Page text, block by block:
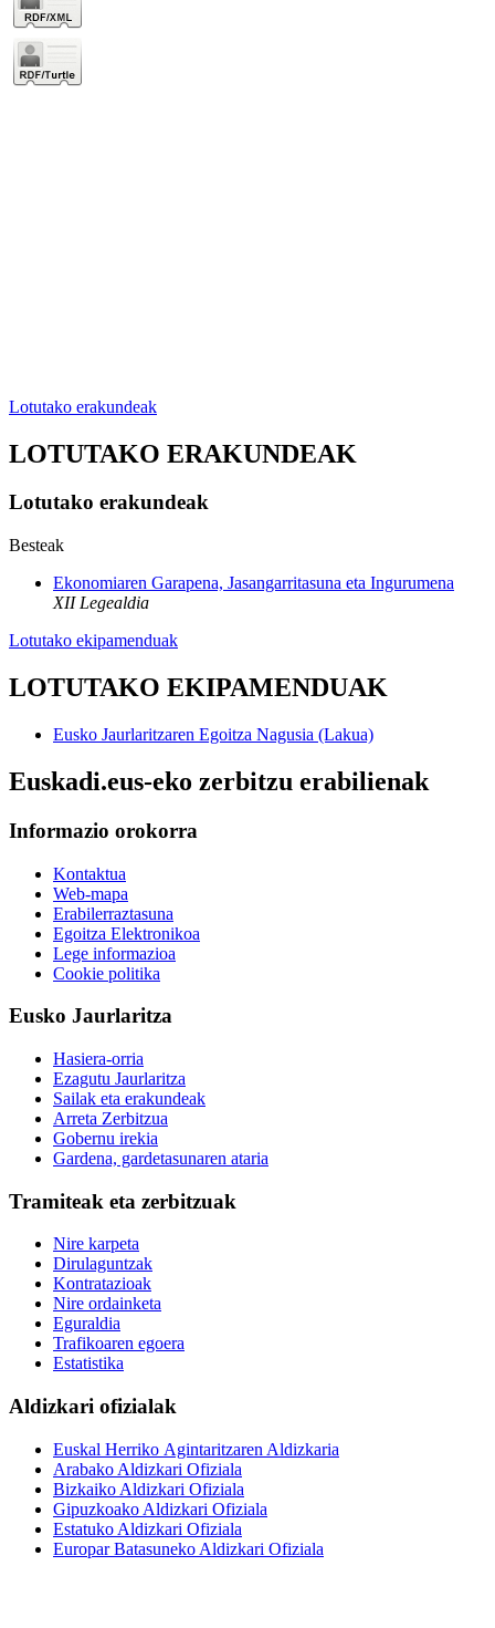
Lotutako erakundeak
LOTUTAKO ERAKUNDEAK
Lotutako erakundeak
Besteak
Ekonomiaren Garapena, Jasangarritasuna eta Ingurumena
XII Legealdia
Lotutako ekipamenduak
LOTUTAKO EKIPAMENDUAK
Eusko Jaurlaritzaren Egoitza Nagusia (Lakua)
Euskadi.eus-eko zerbitzu erabilienak
Informazio orokorra
Kontaktua
Web-mapa
Erabilerraztasuna
Egoitza Elektronikoa
Lege informazioa
Cookie politika
Eusko Jaurlaritza
Hasiera-orria
Ezagutu Jaurlaritza
Sailak eta erakundeak
Arreta Zerbitzua
Gobernu irekia
Gardena, gardetasunaren ataria
Tramiteak eta zerbitzuak
Nire karpeta
Dirulaguntzak
Kontratazioak
Nire ordainketa
Eguraldia
Trafikoaren egoera
Estatistika
Aldizkari ofizialak
Euskal Herriko Agintaritzaren Aldizkaria
Arabako Aldizkari Ofiziala
Bizkaiko Aldizkari Ofiziala
Gipuzkoako Aldizkari Ofiziala
Estatuko Aldizkari Ofiziala
Europar Batasuneko Aldizkari Ofiziala